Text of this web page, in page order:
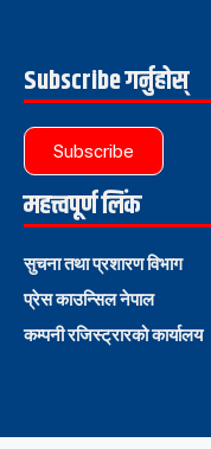
Subscribe गर्नुहोस्
Subscribe
महत्त्वपूर्ण लिंक
सुचना तथा प्रशारण विभाग
प्रेस काउन्सिल नेपाल
कम्पनी रजिस्ट्रारको कार्यालय